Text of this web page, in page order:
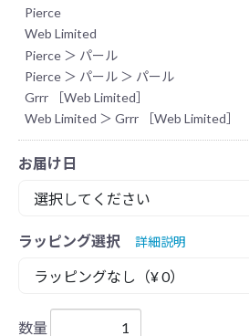
Pierce
Web Limited
Pierce ＞ パール
Pierce ＞ パール ＞ パール
Grrr ［Web Limited］
Web Limited ＞ Grrr ［Web Limited］
お届け日
ラッピング選択 詳細説明
数量